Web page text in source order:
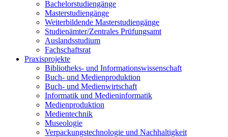
Bachelorstudiengänge
Masterstudiengänge
Weiterbildende Masterstudiengänge
Studienämter/Zentrales Prüfungsamt
Auslandsstudium
Fachschaftsrat
Praxisprojekte
Bibliotheks- und Informationswissenschaft
Buch- und Medienproduktion
Buch- und Medienwirtschaft
Informatik und Medieninformatik
Medienproduktion
Medientechnik
Museologie
Verpackungstechnologie und Nachhaltigkeit